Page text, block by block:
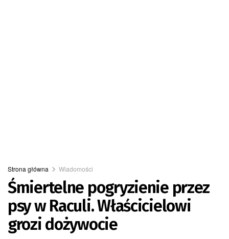
Strona główna Wiadomości
Śmiertelne pogryzienie przez
psy w Raculi. Właścicielowi
grozi dożywocie